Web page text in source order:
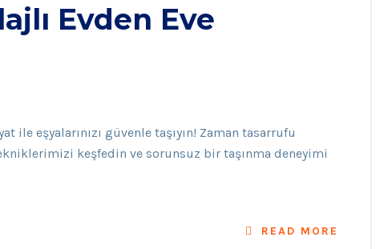
Evden Eve
ile eşyalarınızı güvenle taşıyın! Zaman tasarrufu
keşfedin ve sorunsuz bir taşınma deneyimi
READ MORE